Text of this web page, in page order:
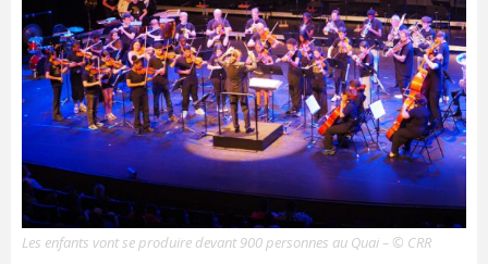
Les enfants vont se produire devant 900 personnes au Quai – © CRR